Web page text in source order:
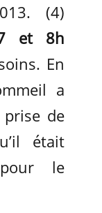
(4)
et 8h
En
a
de
était
le